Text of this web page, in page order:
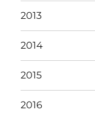
2013
2014
2015
2016